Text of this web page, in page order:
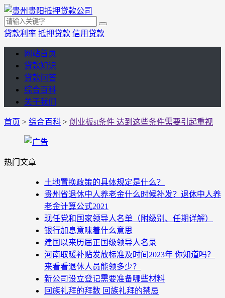
贷款利率 抵押贷款 信用贷款
网站首页
贷款知识
贷款问答
综合百科
关于我们
首页 > 综合百科 > 创业板st条件 达到这些条件需要引起重视
热门文章
土地置换政策的具体规定是什么？
贵州省退休中人养老金什么时候补发？退休中人养
老金计算公式2021
现任党和国家领导人名单（附级别、任期详解）
银行加息意味着什么意思
建国以来历届正国级领导人名录
河南取暖补贴发放标准及时间2023年 你知道吗？
来看看退休人员能领多少？
新公司设立登记需要准备哪些材料
回族礼拜的拜数 回族礼拜的禁忌